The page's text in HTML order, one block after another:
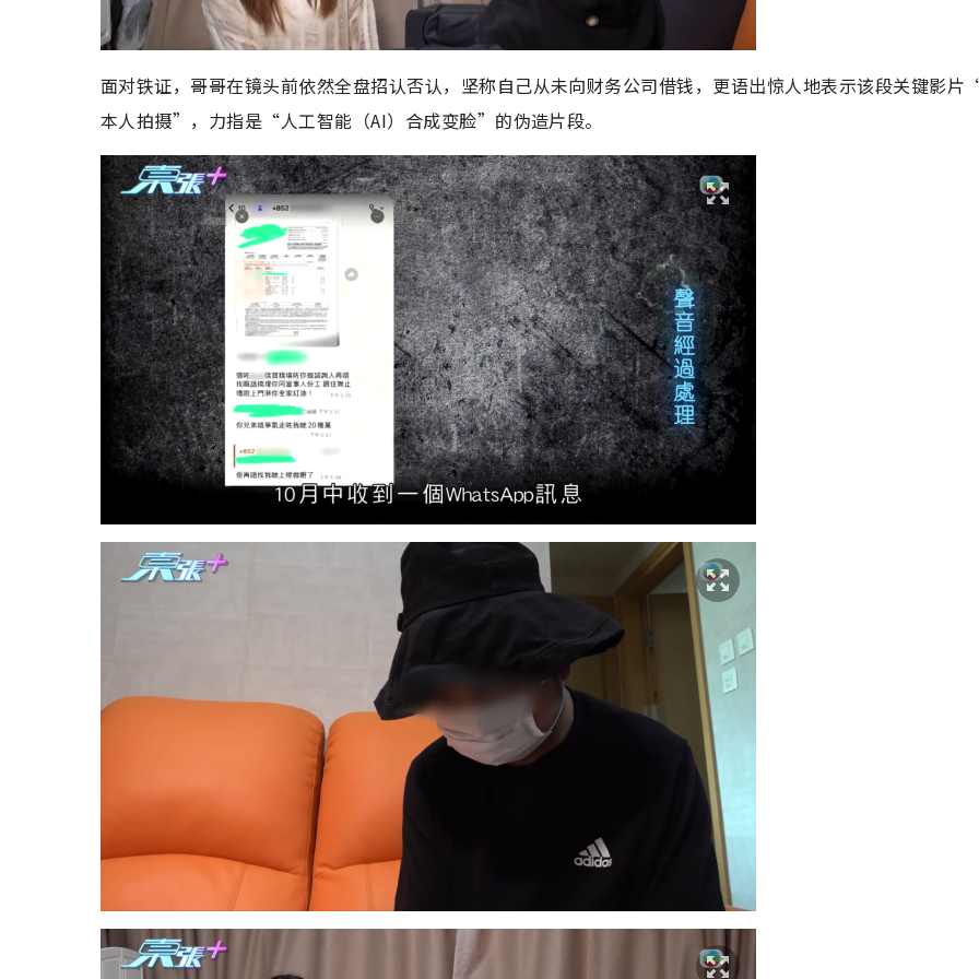
面对铁证，哥哥在镜头前依然全盘招认否认，坚称自己从未向财务公司借钱，更语出惊人地表示该段关键影片
本人拍摄”，力指是“人工智能（AI）合成变脸”的伪造片段。